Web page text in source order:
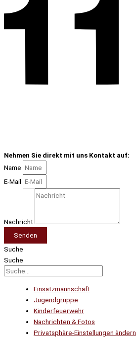
Nehmen Sie direkt mit uns Kontakt auf:
Name
E-Mail
Nachricht
Senden
Suche
Suche
Einsatzmannschaft
Jugendgruppe
Kinderfeuerwehr
Nachrichten & Fotos
Privatsphäre-Einstellungen ändern